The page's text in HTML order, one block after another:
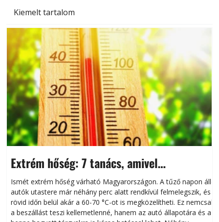
Kiemelt tartalom
Extrém hőség: 7 tanács, amivel
megóvhatjuk autónkat a nyári károktól
Ismét extrém hőség várható Magyarországon. A tűző napon álló
autók utastere már néhány perc alatt rendkívül felmelegszik, és
rövid időn belül akár a 60-70 °C-ot is megközelítheti. Ez nemcsak
a beszállást teszi kellemetlenné, hanem az autó állapotára és a